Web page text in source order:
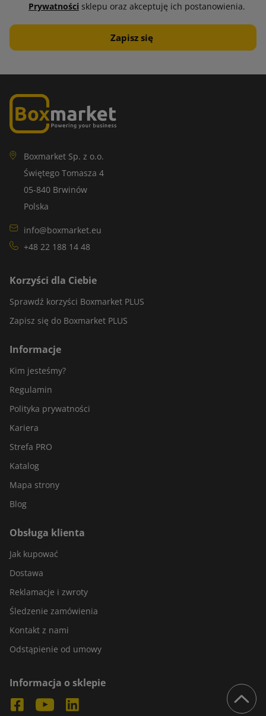
Prywatności sklepu oraz akceptuję ich postanowienia.
Boxmarket Sp. z o.o.
Świętego Tomasza 4
05-840 Brwinów
Polska
info@boxmarket.eu
+48 22 188 14 48
Korzyści dla Ciebie
Sprawdź korzyści Boxmarket PLUS
Zapisz się do Boxmarket PLUS
Informacje
Kim jesteśmy?
Regulamin
Polityka prywatności
Kariera
Strefa PRO
Katalog
Mapa strony
Blog
Obsługa klienta
Jak kupować
Dostawa
Reklamacje i zwroty
Śledzenie zamówienia
Kontakt z nami
Odstąpienie od umowy
Informacja o sklepie